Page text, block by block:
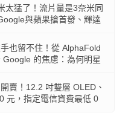
太猛了！流片量是3奈米同
與蘋果搶首發、輝達
也留不住！從 AlphaFold
Google 的焦慮：為何明星
賣！12.2 吋雙層 OLED、
元，指定電信資費最低 0